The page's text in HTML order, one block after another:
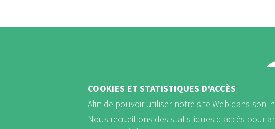
COOKIES ET STATISTIQUES D'ACCÈS
Afin de pouvoir utiliser notre site Web dans son
Nous recueillons des statistiques d'accès pour